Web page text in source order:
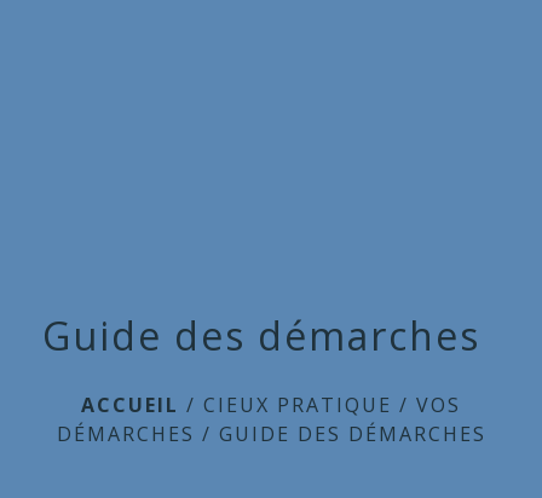
Guide des démarches
ACCUEIL / CIEUX PRATIQUE / VOS
DÉMARCHES / GUIDE DES DÉMARCHES